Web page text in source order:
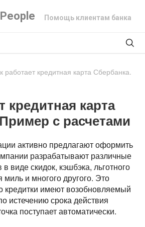
Помощь клиентам банка
работает кредитная карта Сбербанка.
кредитная карта
с расчетами
активно предлагают оформить
разрабатывают различные
виде скидок, кэшбэка, льготного
и многого другого. Это
кредитки имеют возобновляемый
истечению срока действия
поступает автоматически.